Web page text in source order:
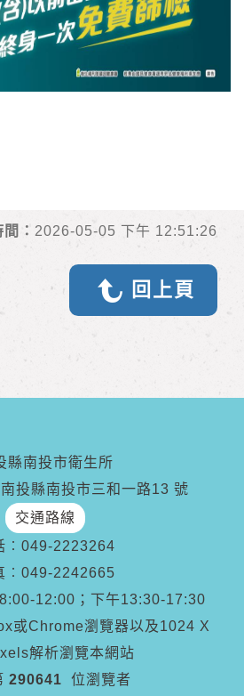
： 2026-05-05 下午 12:51:26
回上頁
縣南投市衛生所
投縣南投市三和一路13 號
交通路線
049-2223264
049-2242665
12:00；下午13:30-17:30
或Chrome瀏覽器以及1024 X
解析瀏覽本網站
290641 位瀏覽者